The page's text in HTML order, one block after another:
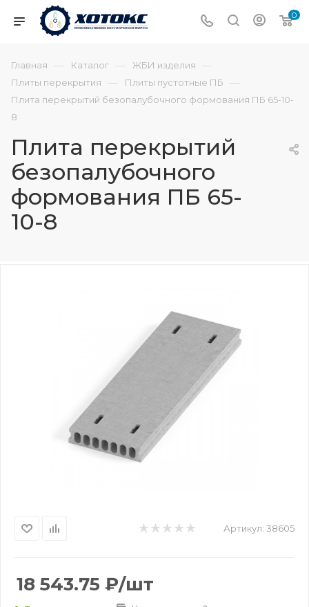
0
Главная — Каталог — ЖБИ изделия —
Плиты перекрытия — Плиты пустотные ПБ —
Плита перекрытий безопалубочного формования ПБ 65-10-
8
Плита перекрытий
безопалубочного
формования ПБ 65-
10-8
Артикул: 38605
18 543.75 ₽/шт